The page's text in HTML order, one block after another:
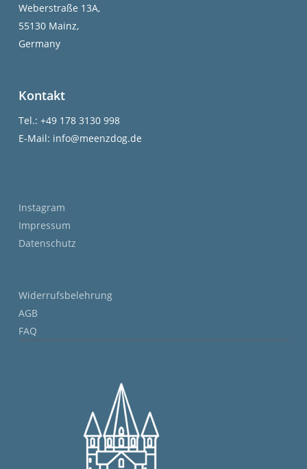
Weberstraße 13A,
55130 Mainz,
Germany
Kontakt
Tel.: +49 178 3130 998
E-Mail: info@meenzdog.de
Instagram
Impressum
Datenschutz
Widerrufsbelehrung
AGB
FAQ